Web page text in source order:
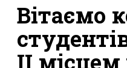
Вітаємо
ІІ